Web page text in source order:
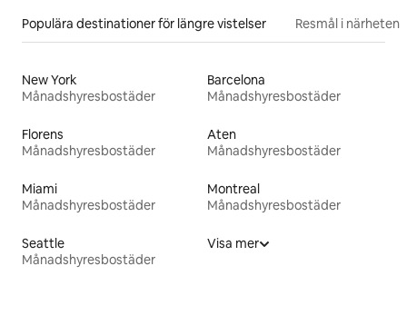
Populära destinationer för längre vistelser Resmål i närheten
New York
Månadshyresbostäder
Barcelona
Månadshyresbostäder
Florens
Månadshyresbostäder
Aten
Månadshyresbostäder
Miami
Månadshyresbostäder
Montreal
Månadshyresbostäder
Seattle
Månadshyresbostäder
Visa mer